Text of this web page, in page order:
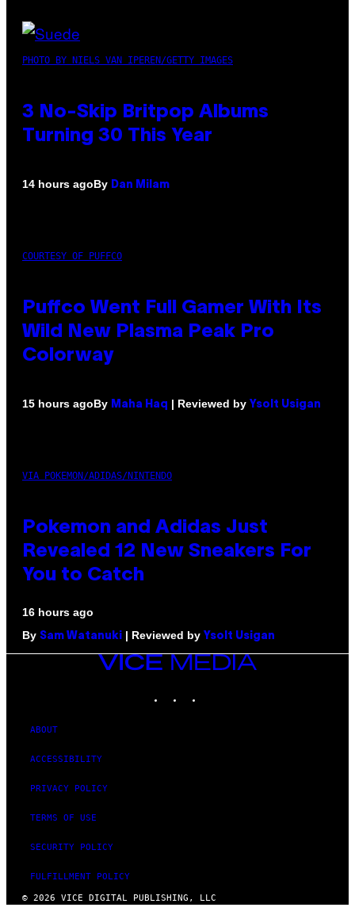
PHOTO BY NIELS VAN IPEREN/GETTY IMAGES
3 No-Skip Britpop Albums
Turning 30 This Year
14 hours agoBy Dan Milam
COURTESY OF PUFFCO
Puffco Went Full Gamer With Its
Wild New Plasma Peak Pro
Colorway
15 hours agoBy Maha Haq | Reviewed by Ysolt Usigan
VIA POKEMON/ADIDAS/NINTENDO
Pokemon and Adidas Just
Revealed 12 New Sneakers For
You to Catch
16 hours ago
By Sam Watanuki | Reviewed by Ysolt Usigan
VICE
MEDIA
ABOUT
ACCESSIBILITY
PRIVACY POLICY
TERMS OF USE
SECURITY POLICY
FULFILLMENT POLICY
© 2026 VICE DIGITAL PUBLISHING, LLC